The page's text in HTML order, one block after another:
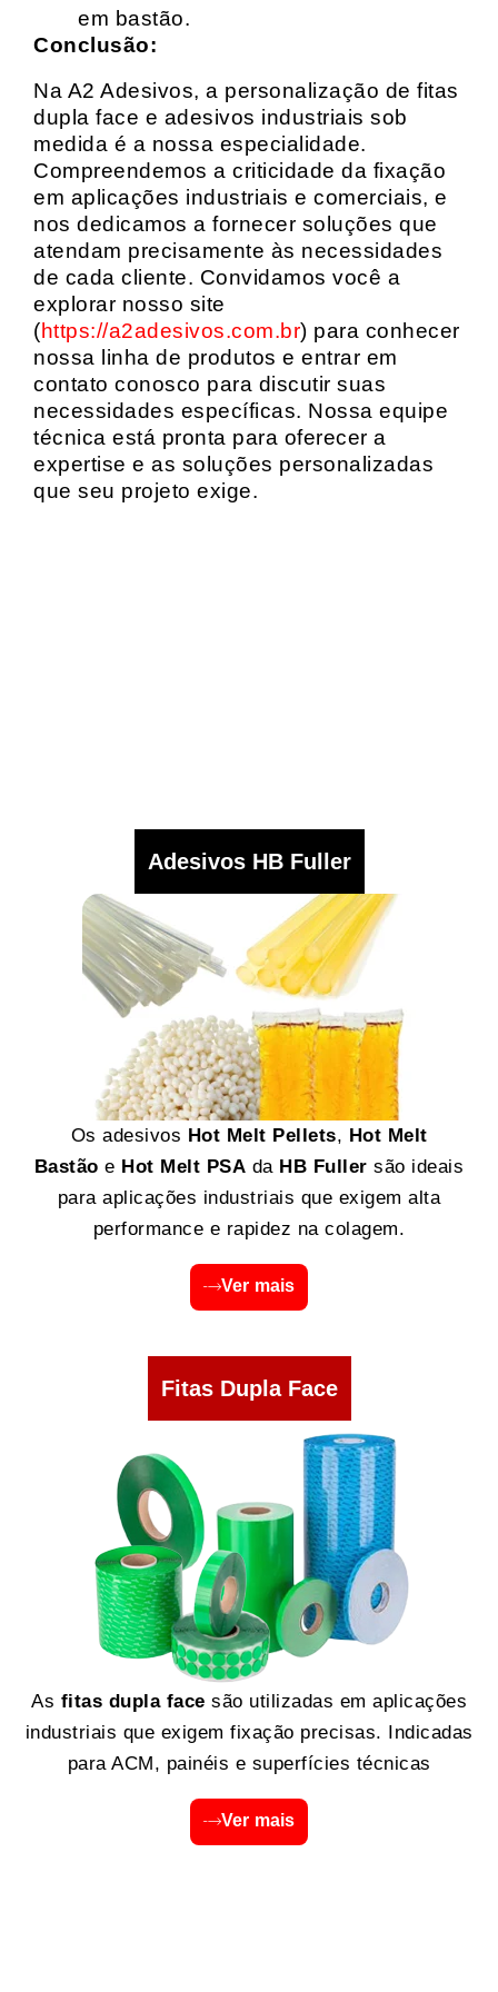
em bastão.
Conclusão:
Na A2 Adesivos, a personalização de fitas
dupla face e adesivos industriais sob
medida é a nossa especialidade.
Compreendemos a criticidade da fixação
em aplicações industriais e comerciais, e
nos dedicamos a fornecer soluções que
atendam precisamente às necessidades
de cada cliente. Convidamos você a
explorar nosso site
(https://a2adesivos.com.br) para conhecer
nossa linha de produtos e entrar em
contato conosco para discutir suas
necessidades específicas. Nossa equipe
técnica está pronta para oferecer a
expertise e as soluções personalizadas
que seu projeto exige.
Adesivos HB Fuller
Os adesivos Hot Melt Pellets, Hot Melt
Bastão e Hot Melt PSA da HB Fuller são ideais
para aplicações industriais que exigem alta
performance e rapidez na colagem.
Ver mais
Fitas Dupla Face
As fitas dupla face são utilizadas em aplicações
industriais que exigem fixação precisas. Indicadas
para ACM, painéis e superfícies técnicas
Ver mais